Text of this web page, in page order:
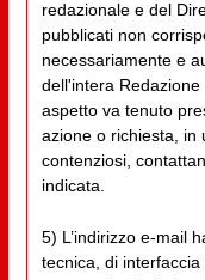
redazionale e del
pubblicati non
necessariamente e
dell'intera
aspetto va tenuto
azione o richiesta, in
contenziosi,
indicata.
5) L’indirizzo e-mail
tecnica, di